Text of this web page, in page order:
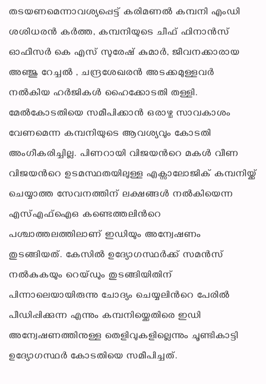
തടയണമെന്നാവശ്യപ്പെട്ട് കരിമണൽ കമ്പനി എംഡി
ശശിധരൻ കർത്ത, കമ്പനിയുടെ ചീഫ് ഫിനാൻസ്
ഓഫീസർ കെ എസ് സുരേഷ് കുമാർ, ജീവനക്കാരായ
അഞ്ജു റേച്ചൽ , ചന്ദ്രശേഖരൻ അടക്കമുള്ളവർ
നൽകിയ ഹർജികൾ ഹൈക്കോടതി തള്ളി.
മേൽകോടതിയെ സമീപിക്കാൻ ഒരാഴ്ച സാവകാശം
വേണമെന്ന കമ്പനിയുടെ ആവശ്യവും കോടതി
അംഗീകരിച്ചില്ല. പിണറായി വിജയന്‍റെ മകൾ വീണ
വിജയന്‍റെ ഉടമസ്ഥതയിലുള്ള എക്സാലോജിക് കമ്പനിയ്ക്ക്
ചെയ്യാത്ത സേവനത്തിന് ലക്ഷങ്ങൾ നൽകിയെന്ന
എസ്എഫ്ഐഒ കണ്ടെത്തലിന്‍റെ
പശ്ചാത്തലത്തിലാണ് ഇഡിയും അന്വേഷണം
തുടങ്ങിയത്. കേസിൽ ഉദ്യോഗസ്ഥർക്ക് സമൻസ്
നൽകുകയും റെയ്ഡും തുടങ്ങിയിതിന്
പിന്നാലെയായിരുന്നു ചോദ്യം ചെയ്യലിന്‍റെ പേരിൽ
പീഡിപ്പിക്കുന്ന എന്നും കമ്പനിയ്ക്കെതിരെ ഇഡി
അന്വേഷണത്തിനുള്ള തെളിവുകളില്ലെന്നും ചൂണ്ടികാട്ടി
ഉദ്യോഗസ്ഥർ കോടതിയെ സമീപിച്ചത്.